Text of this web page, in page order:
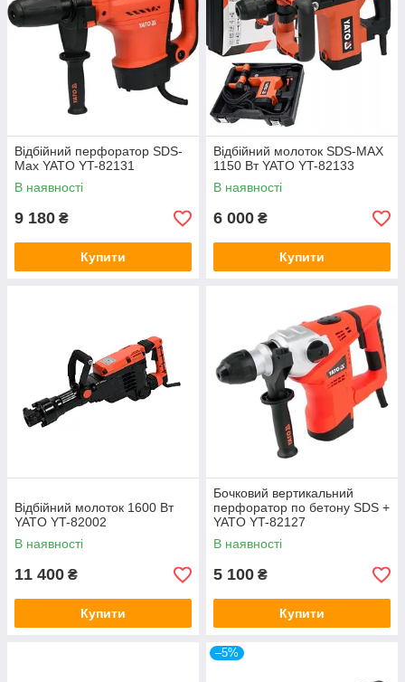
Відбійний перфоратор SDS-
Max YATO YT-82131
В наявності
9 180 ₴
Купити
Відбійний молоток SDS-MAX
1150 Вт YATO YT-82133
В наявності
6 000 ₴
Купити
Відбійний молоток 1600 Вт
YATO YT-82002
В наявності
11 400 ₴
Купити
Бочковий вертикальний
перфоратор по бетону SDS +
YATO YT-82127
В наявності
5 100 ₴
Купити
–5%